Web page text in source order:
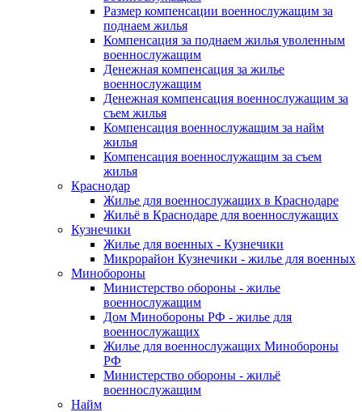
Размер компенсации военнослужащим за
поднаем жилья
Компенсация за поднаем жилья уволенным
военнослужащим
Денежная компенсация за жилье
военнослужащим
Денежная компенсация военнослужащим за
съем жилья
Компенсация военнослужащим за найм
жилья
Компенсация военнослужащим за съем
жилья
Краснодар
Жилье для военнослужащих в Краснодаре
Жильё в Краснодаре для военнослужащих
Кузнечики
Жилье для военных - Кузнечики
Микрорайон Кузнечики - жилье для военных
Минобороны
Министерство обороны - жилье
военнослужащим
Дом Минобороны РФ - жилье для
военнослужащих
Жилье для военнослужащих Минобороны
РФ
Министерство обороны - жильё
военнослужащим
Найм